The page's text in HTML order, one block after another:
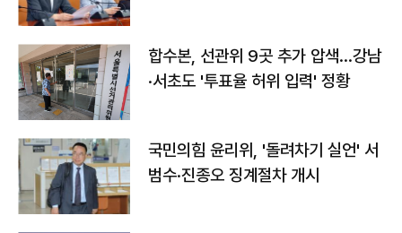
합수본, 선관위 9곳 추가 압색…강남
·서초도 '투표율 허위 입력' 정황
국민의힘 윤리위, '돌려차기 실언' 서
범수·진종오 징계절차 개시